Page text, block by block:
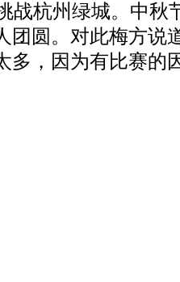
战杭州绿城。中秋
团圆。对此梅方说
多，因为有比赛的